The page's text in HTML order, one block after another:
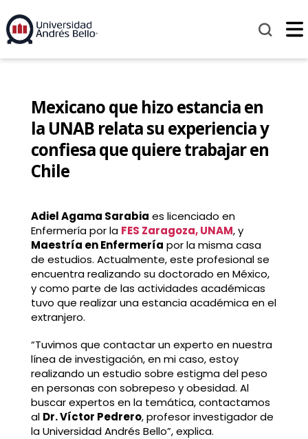
Mexicano que hizo estancia en
la UNAB relata su experiencia y
confiesa que quiere trabajar en
Chile
Adiel Agama Sarabia es licenciado en
Enfermería por la FES Zaragoza, UNAM, y
Maestría en Enfermería por la misma casa
de estudios. Actualmente, este profesional se
encuentra realizando su doctorado en México,
y como parte de las actividades académicas
tuvo que realizar una estancia académica en el
extranjero.
“Tuvimos que contactar un experto en nuestra
línea de investigación, en mi caso, estoy
realizando un estudio sobre estigma del peso
en personas con sobrepeso y obesidad. Al
buscar expertos en la temática, contactamos
al Dr. Víctor Pedrero, profesor investigador de
la Universidad Andrés Bello”, explica.